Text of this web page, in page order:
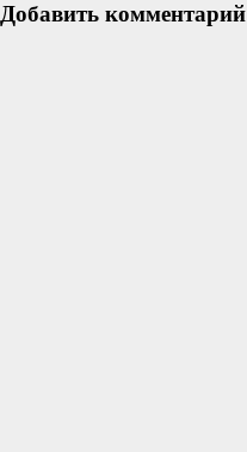
Добавить комментарий